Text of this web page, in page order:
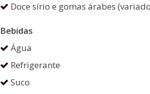
Doce sírio e gomas árabes
Bebidas
Água
Refrigerante
Suco